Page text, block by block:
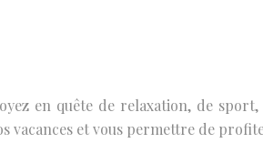
en quête de relaxation, de
vacances et vous permettre de